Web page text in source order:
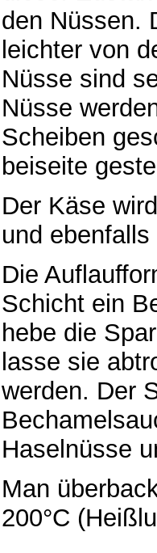
den Nüssen.
leichter von
Nüsse sind
Nüsse
Scheiben
beiseite
Der Käse
und
Die
Schicht ein
hebe die
lasse sie
werden. Der
Haselnüsse
Man
200°C